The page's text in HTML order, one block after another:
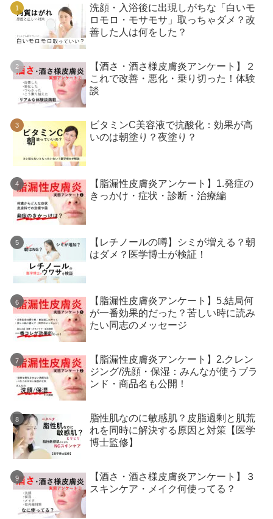
洗顔・入浴後に出現しがちな「白いモ
ロモロ・モサモサ」取っちゃダメ？改
善した人は何をした？
【酒さ・酒さ様皮膚炎アンケート】２
これで改善・悪化・乗り切った！体験
談
ビタミンC美容液で抗酸化：効果が高
いのは朝塗り？夜塗り？
【脂漏性皮膚炎アンケート】1.発症の
きっかけ・症状・診断・治療編
【レチノールの噂】シミが増える？朝
はダメ？医学博士が検証！
【脂漏性皮膚炎アンケート】5.結局何
が一番効果的だった？苦しい時に読み
たい同志のメッセージ
【脂漏性皮膚炎アンケート】2.クレン
ジング/洗顔・保湿：みんなが使うブラ
ンド・商品名も公開！
脂性肌なのに敏感肌？皮脂過剰と肌荒
れを同時に解決する原因と対策【医学
博士監修】
【酒さ・酒さ様皮膚炎アンケート】３
スキンケア・メイク何使ってる？